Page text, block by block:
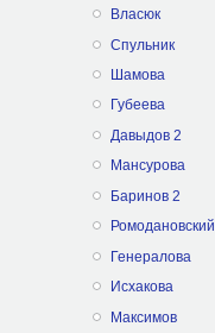
Власюк
Спульник
Шамова
Губеева
Давыдов 2
Мансурова
Баринов 2
Ромодановский
Генералова
Исхакова
Максимов